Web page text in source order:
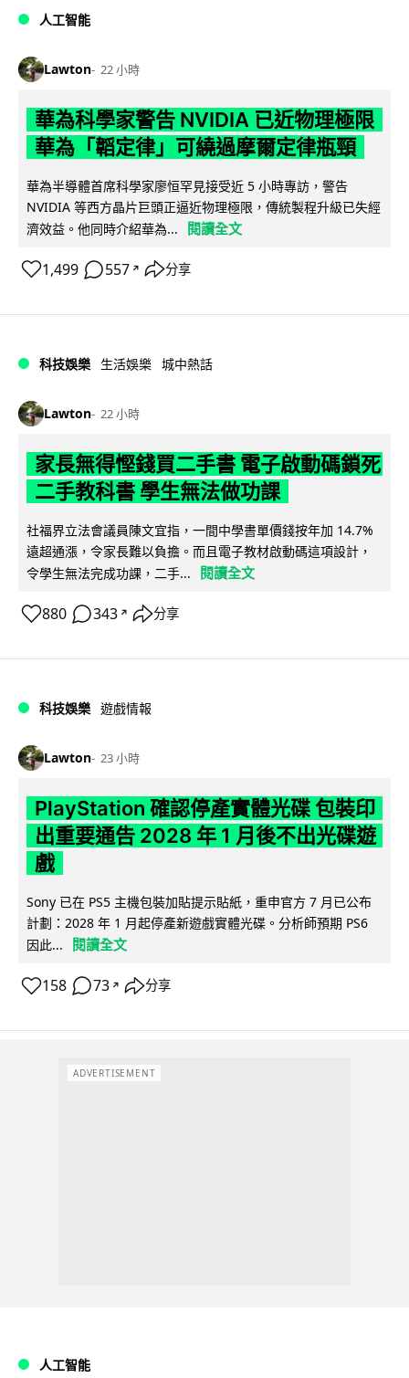
人工智能
Lawton 22 小時
華為科學家警告 NVIDIA 已近物理極限
華為「韜定律」可繞過摩爾定律瓶頸
華為半導體首席科學家廖恒罕見接受近 5 小時專訪，警告
NVIDIA 等西方晶片巨頭正逼近物理極限，傳統製程升級已失經
濟效益。他同時介紹華為...
閱讀全文
1,499 557 ↗ 分享
科技娛樂 生活娛樂 城中熱話
Lawton 22 小時
家長無得慳錢買二手書 電子啟動碼鎖死
二手教科書 學生無法做功課
社福界立法會議員陳文宜指，一間中學書單價錢按年加 14.7%
遠超通漲，令家長難以負擔。而且電子教材啟動碼這項設計，
令學生無法完成功課，二手...
閱讀全文
880 343 ↗ 分享
科技娛樂 遊戲情報
Lawton 23 小時
PlayStation 確認停產實體光碟 包裝印
出重要通告 2028 年 1 月後不出光碟遊
戲
Sony 已在 PS5 主機包裝加貼提示貼紙，重申官方 7 月已公布
計劃：2028 年 1 月起停產新遊戲實體光碟。分析師預期 PS6
因此...
閱讀全文
158 73 ↗ 分享
ADVERTISEMENT
人工智能